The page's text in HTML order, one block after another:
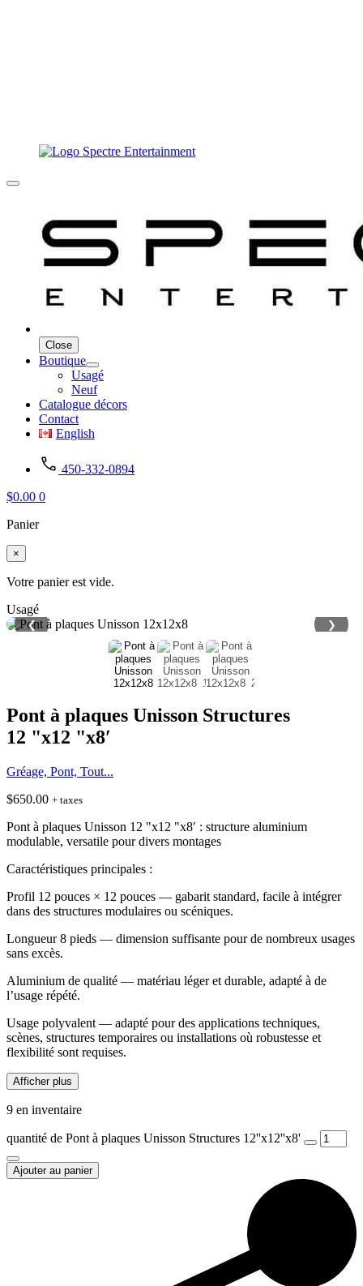
Close
Boutique
Usagé
Neuf
Catalogue décors
Contact
English
450-332-0894
$0.00 0
Panier
×
Votre panier est vide.
Usagé
❮ ❯
Pont à plaques Unisson Structures
12 "x12 "x8′
Gréage, Pont, Tout...
$650.00 + taxes
Pont à plaques Unisson 12 "x12 "x8′ : structure aluminium
modulable, versatile pour divers montages
Caractéristiques principales :
Profil 12 pouces × 12 pouces — gabarit standard, facile à intégrer
dans des structures modulaires ou scéniques.
Longueur 8 pieds — dimension suffisante pour de nombreux usages
sans excès.
Aluminium de qualité — matériau léger et durable, adapté à de
l’usage répété.
Usage polyvalent — adapté pour des applications techniques,
scènes, structures temporaires ou installations où robustesse et
flexibilité sont requises.
Afficher plus
9 en inventaire
quantité de Pont à plaques Unisson Structures 12''x12''x8'
Ajouter au panier